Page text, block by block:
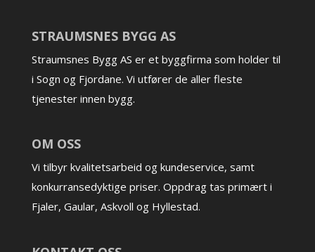
STRAUMSNES BYGG AS
Straumsnes Bygg AS er et byggfirma som holder til
i Sogn og Fjordane. Vi utfører de aller fleste
tjenester innen bygg.
OM OSS
Vi tilbyr kvalitetsarbeid og kundeservice, samt
konkurransedyktige priser. Oppdrag tas primært i
Fjaler, Gaular, Askvoll og Hyllestad.